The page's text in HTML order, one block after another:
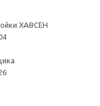
ХАВСЕН